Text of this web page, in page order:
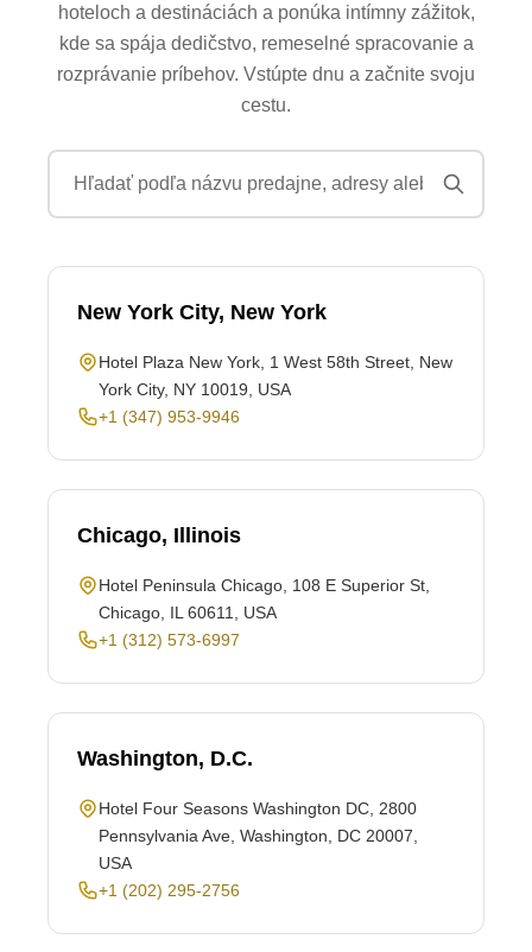
hoteloch a destináciách a ponúka intímny zážitok,
kde sa spája dedičstvo, remeselné spracovanie a
rozprávanie príbehov. Vstúpte dnu a začnite svoju
cestu.
New York City, New York
Hotel Plaza New York, 1 West 58th Street, New
York City, NY 10019, USA
+1 (347) 953-9946
Chicago, Illinois
Hotel Peninsula Chicago, 108 E Superior St,
Chicago, IL 60611, USA
+1 (312) 573-6997
Washington, D.C.
Hotel Four Seasons Washington DC, 2800
Pennsylvania Ave, Washington, DC 20007,
USA
+1 (202) 295-2756